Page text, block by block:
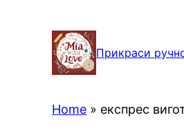
Прикраси
Home » експрес